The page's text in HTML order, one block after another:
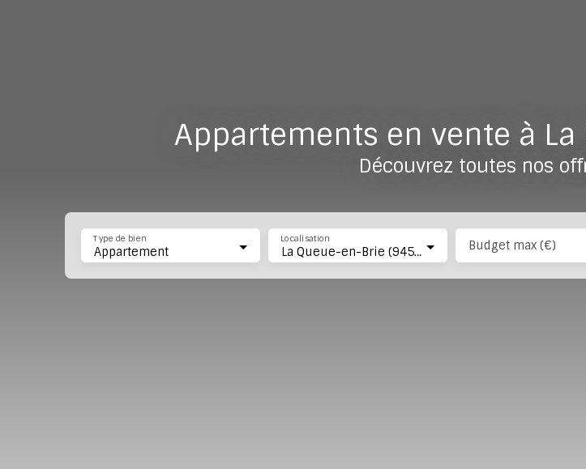
Appartements en vente à
Découvrez toutes nos
Appartement
Type de bien
La Queue-en-Brie (94510)
Localisation Budget max (€)